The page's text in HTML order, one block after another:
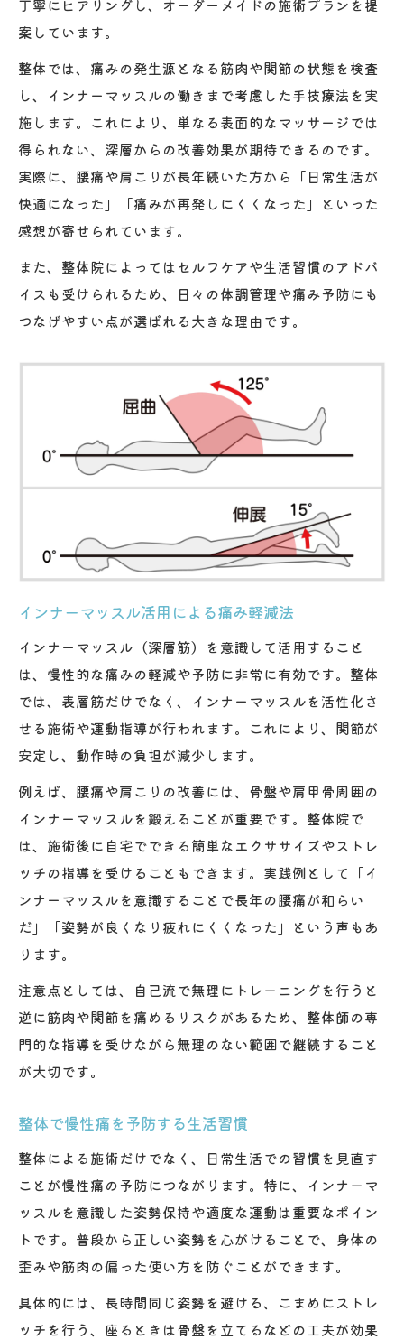
丁寧にヒアリングし、オーダーメイドの施術プランを提
案しています。
整体では、痛みの発生源となる筋肉や関節の状態を検査
し、インナーマッスルの働きまで考慮した手技療法を実
施します。これにより、単なる表面的なマッサージでは
得られない、深層からの改善効果が期待できるのです。
実際に、腰痛や肩こりが長年続いた方から「日常生活が
快適になった」「痛みが再発しにくくなった」といった
感想が寄せられています。
また、整体院によってはセルフケアや生活習慣のアドバ
イスも受けられるため、日々の体調管理や痛み予防にも
つなげやすい点が選ばれる大きな理由です。
インナーマッスル活用による痛み軽減法
インナーマッスル（深層筋）を意識して活用すること
は、慢性的な痛みの軽減や予防に非常に有効です。整体
では、表層筋だけでなく、インナーマッスルを活性化さ
せる施術や運動指導が行われます。これにより、関節が
安定し、動作時の負担が減少します。
例えば、腰痛や肩こりの改善には、骨盤や肩甲骨周囲の
インナーマッスルを鍛えることが重要です。整体院で
は、施術後に自宅でできる簡単なエクササイズやストレ
ッチの指導を受けることもできます。実践例として「イ
ンナーマッスルを意識することで長年の腰痛が和らい
だ」「姿勢が良くなり疲れにくくなった」という声もあ
ります。
注意点としては、自己流で無理にトレーニングを行うと
逆に筋肉や関節を痛めるリスクがあるため、整体師の専
門的な指導を受けながら無理のない範囲で継続すること
が大切です。
整体で慢性痛を予防する生活習慣
整体による施術だけでなく、日常生活での習慣を見直す
ことが慢性痛の予防につながります。特に、インナーマ
ッスルを意識した姿勢保持や適度な運動は重要なポイン
トです。普段から正しい姿勢を心がけることで、身体の
歪みや筋肉の偏った使い方を防ぐことができます。
具体的には、長時間同じ姿勢を避ける、こまめにストレ
ッチを行う、座るときは骨盤を立てるなどの工夫が効果